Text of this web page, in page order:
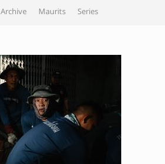
Archive Maurits Series